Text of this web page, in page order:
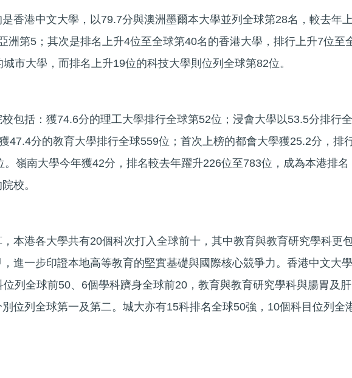
香港中文大學，以79.7分與澳洲墨爾本大學並列全球第28名，較去年
洲第5；其次是排名上升4位至全球第40名的香港大學，排行上升7位至
市大學，而排名上升19位的科技大學則位列全球第82位。
包括：獲74.6分的理工大學排行全球第52位；浸會大學以53.5分排行全
47.4分的教育大學排行全球559位；首次上榜的都會大學獲25.2分，排
。嶺南大學今年獲42分，排名較去年躍升226位至783位，成為本港排名
校。
本港各大學共有20個科次打入全球前十，其中教育與教育研究學科更
進一步印證本地高等教育的堅實基礎與國際核心競爭力。香港中文大學
位列全球前50、6個學科躋身全球前20，教育與教育研究學科與腸胃及肝
位列全球第一及第二。城大亦有15科排名全球50強，10個科目位列全